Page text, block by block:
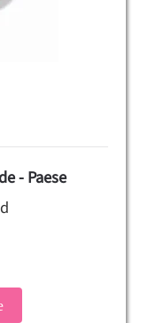
- Paese